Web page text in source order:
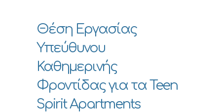
Θέση Εργασίας
Υπεύθυνου
Καθημερινής
Φροντίδας για τα Teen
Spirit Apartments